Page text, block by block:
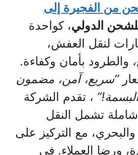
من الفجيرة إلى
الدولي، كواحدة
لنقل العفش،
والطرود بأمان وكفاءة.
“سريع، آمن، مضمون
، تقدم الشركة
تشمل النقل
مع التركيز على
ورضا العملاء. في